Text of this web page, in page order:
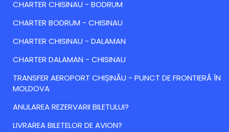
CHARTER CHISINAU - BODRUM
CHARTER BODRUM - CHISINAU
CHARTER CHISINAU - DALAMAN
CHARTER DALAMAN - CHISINAU
TRANSFER AEROPORT CHIȘINĂU - PUNCT DE FRONTIERĂ ÎN
MOLDOVA
ANULAREA REZERVARII BILETULUI?
LIVRAREA BILETELOR DE AVION?